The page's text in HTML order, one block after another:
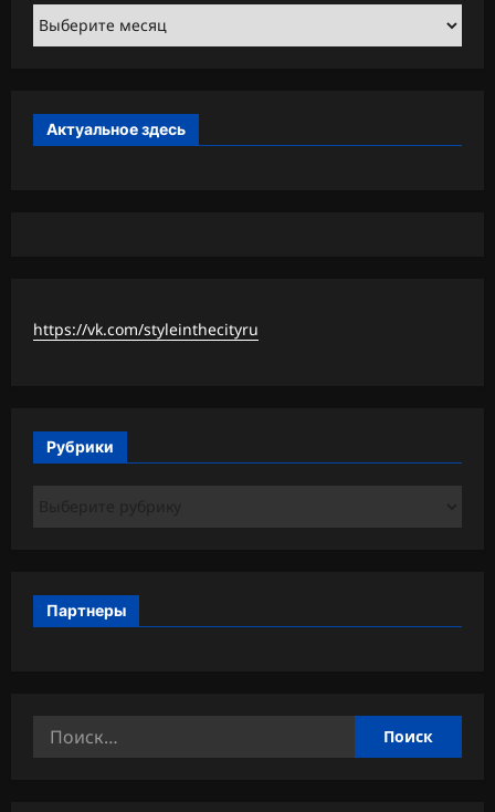
Архивы
Актуальное здесь
https://vk.com/styleinthecityru
Рубрики
Партнеры
Найти: